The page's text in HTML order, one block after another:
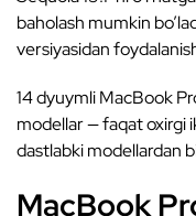
baholash mumkin
versiyasidan
14 dyuymli MacBook
modellar — faqat oxirgi
dastlabki modellardan
MacBook